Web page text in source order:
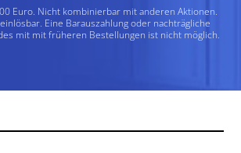
Euro. Nicht kombinierbar mit anderen Aktionen.
Eine Barauszahlung oder nachträgliche
mit mit früheren Bestellungen ist nicht möglich.